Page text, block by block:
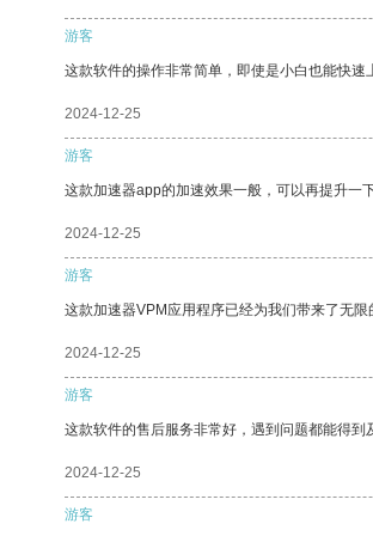
游客
这款软件的操作非常简单，即使是小白也能快速
2024-12-25
游客
这款加速器app的加速效果一般，可以再提升一
2024-12-25
游客
这款加速器VPM应用程序已经为我们带来了无限
2024-12-25
游客
这款软件的售后服务非常好，遇到问题都能得到
2024-12-25
游客